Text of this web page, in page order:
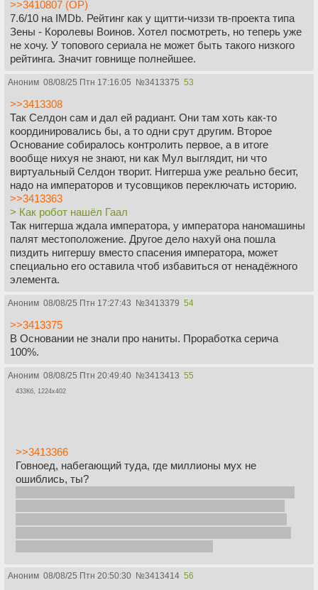
>>3410807 (OP)
7.6/10 на IMDb. Рейтинг как у щитти-чиззи тв-проекта типа
Зены - Королевы Воинов. Хотел посмотреть, но теперь уже
не хочу. У топового сериала не может быть такого низкого
рейтинга. Значит говнище полнейшее.
Аноним 08/08/25 Птн 17:16:05 №3413375 53
>>3413308
Так Селдон сам и дал ей радиант. Они там хоть как-то
координировались бы, а то одни срут другим. Второе
Основание собиралось контролить первое, а в итоге
вообще нихуя не знают, ни как Мул выглядит, ни что
виртуальный Селдон творит. Ниггерша уже реально бесит,
надо на императоров и тусовщиков переключать историю.
>>3413363
> Как робот нашёл Гаал
Так ниггерша ждала императора, у императора наномашины
палят местоположение. Другое дело нахуй она пошла
пиздить ниггершу вместо спасения императора, может
специально его оставила чтоб избавиться от ненадёжного
элемента.
Аноним 08/08/25 Птн 17:27:43 №3413379 54
>>3413375
В Основании не знали про наниты. Проработка серича
100%.
Аноним 08/08/25 Птн 20:49:40 №3413413 55
433Кб, 1224x402
>>3413366
Говноед, набегающий туда, где миллионы мух не
ошиблись, ты?
Аноним 08/08/25 Птн 20:50:30 №3413414 56